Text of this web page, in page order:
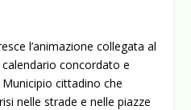
l’animazione collegata al
concordato e
cittadino che
nelle strade e nelle piazze